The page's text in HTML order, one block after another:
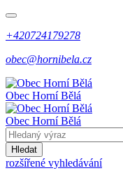
+420724179278
obec@hornibela.cz
Obec HorníBělá
Obec HorníBělá
Hledat
rozšířené vyhledávání